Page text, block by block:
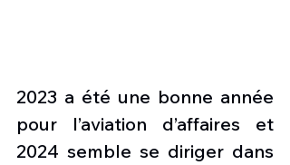
2023 a été une bonne année
pour l’aviation d’affaires et
2024 semble se diriger dans